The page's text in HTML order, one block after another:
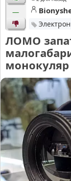
—
ЛОМО
монокуляр